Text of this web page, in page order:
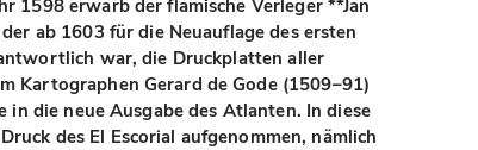
1598 erwarb der flämische Verleger **Jan
ab 1603 für die Neuauflage des ersten
war, die Druckplatten aller
Kartographen Gerard de Gode (1509–91)
die neue Ausgabe des Atlanten. In diese
des El Escorial aufgenommen, nämlich